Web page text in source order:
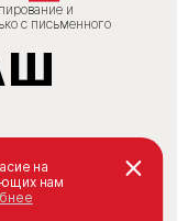
и
с письменного
на
нам